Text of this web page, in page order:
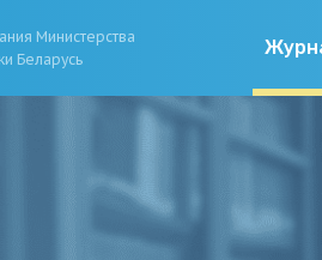
Министерства
Беларусь